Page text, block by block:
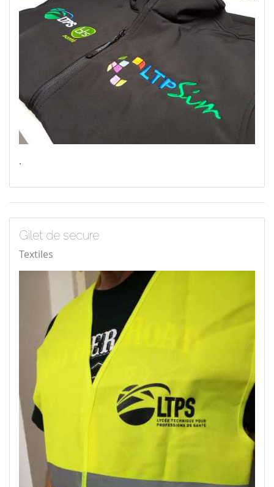
.
Gilet de secure
Textiles